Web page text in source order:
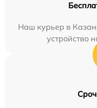
Наш курьер в
устройство